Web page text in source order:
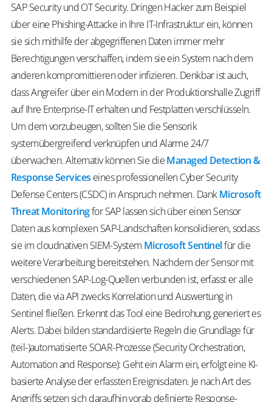
SAP Security und OT Security. Dringen Hacker zum Beispiel
über eine Phishing-Attacke in Ihre IT-Infrastruktur ein, können
sie sich mithilfe der abgegriffenen Daten immer mehr
Berechtigungen verschaffen, indem sie ein System nach dem
anderen kompromittieren oder infizieren. Denkbar ist auch,
dass Angreifer über ein Modem in der Produktionshalle Zugriff
auf Ihre Enterprise-IT erhalten und Festplatten verschlüsseln.
Um dem vorzubeugen, sollten Sie die Sensorik
systemübergreifend verknüpfen und Alarme 24/7
überwachen. Alternativ können Sie dieManaged Detection &
Response Services eines professionellen Cyber Security
Defense Centers (CSDC) in Anspruch nehmen. DankMicrosoft
Threat Monitoringfor SAP lassen sich über einen Sensor
Daten aus komplexen SAP-Landschaften konsolidieren, sodass
sie im cloudnativen SIEM-System Microsoft Sentinelfür die
weitere Verarbeitung bereitstehen. Nachdem der Sensor mit
verschiedenen SAP-Log-Quellen verbunden ist, erfasst er alle
Daten, die via API zwecks Korrelation und Auswertung in
Sentinel fließen. Erkennt das Tool eine Bedrohung, generiert es
Alerts. Dabei bilden standardisierte Regeln die Grundlage für
(teil-)automatisierte SOAR-Prozesse (Security Orchestration,
Automation and Response): Geht ein Alarm ein, erfolgt eine KI-
basierte Analyse der erfassten Ereignisdaten. Je nach Art des
Angriffs setzen sich daraufhin vorab definierte Response-